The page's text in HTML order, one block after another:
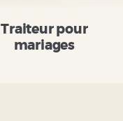
Traiteur pour
mariages